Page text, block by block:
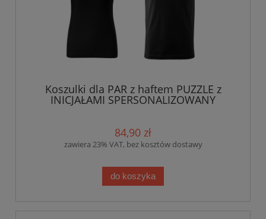
Koszulki dla PAR z haftem PUZZLE z
INICJAŁAMI SPERSONALIZOWANY
84,90 zł
zawiera 23% VAT, bez kosztów dostawy
do koszyka